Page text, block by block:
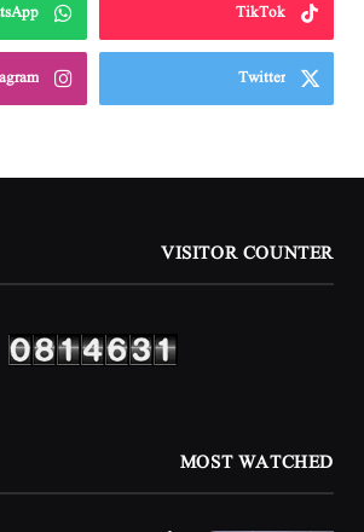
TikTok
Twitter
VISITOR COUNTER
MOST WATCHED